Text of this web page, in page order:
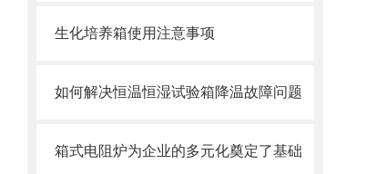
生化培养箱使用注意事项
如何解决恒温恒湿试验箱降温故障问题
箱式电阻炉为企业的多元化奠定了基础